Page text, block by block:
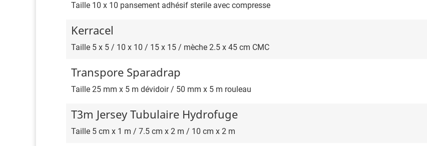
Taille 10 x 10 pansement adhésif sterile avec compresse
Kerracel
Taille 5 x 5 / 10 x 10 / 15 x 15 / mèche 2.5 x 45 cm CMC
Transpore Sparadrap
Taille 25 mm x 5 m dévidoir / 50 mm x 5 m rouleau
T3m Jersey Tubulaire Hydrofuge
Taille 5 cm x 1 m / 7.5 cm x 2 m / 10 cm x 2 m